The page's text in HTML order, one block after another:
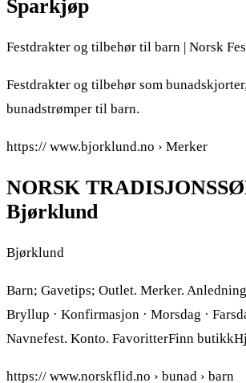
Sparkjøp
Festdrakter og tilbehør til barn | Norsk
Festdrakter og tilbehør som
bunadstrømper til barn.
https:// www.bjorklund.no › Merker
NORSK
Bjørklund
Bjørklund
Barn; Gavetips; Outlet. Merker.
Bryllup · Konfirmasjon · Morsdag ·
Navnefest. Konto. FavoritterFinn
https:// www.norskflid.no › bunad › barn